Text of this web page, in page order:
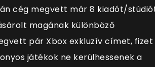
cég megvett már 8 kiadót/
magának különböző
pár Xbox exkluzív címet, fizet
játékok ne kerülhessenek a